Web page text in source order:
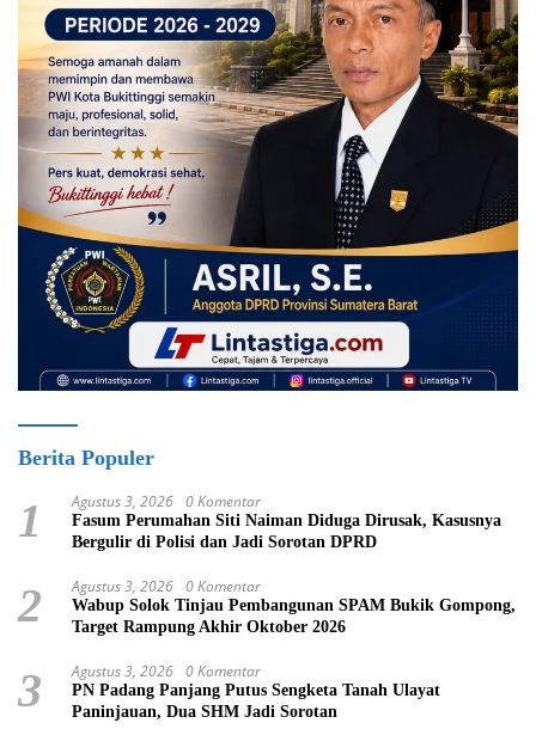
Berita Populer
1 Agustus 3, 2026 0 Komentar
Fasum Perumahan Siti Naiman Diduga Dirusak, Kasusnya
Bergulir di Polisi dan Jadi Sorotan DPRD
2 Agustus 3, 2026 0 Komentar
Wabup Solok Tinjau Pembangunan SPAM Bukik Gompong,
Target Rampung Akhir Oktober 2026
3 Agustus 3, 2026 0 Komentar
PN Padang Panjang Putus Sengketa Tanah Ulayat
Paninjauan, Dua SHM Jadi Sorotan